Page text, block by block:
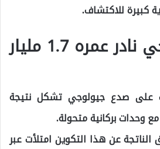
كبيرة للاكتشاف.
تكوين جيولوجي نادر عمره 1.7 مليار
على صدع جيولوجي تشكل نتيجة
وحدات بركانية متحولة.
الناتجة عن هذا التكوين امتلأت عبر